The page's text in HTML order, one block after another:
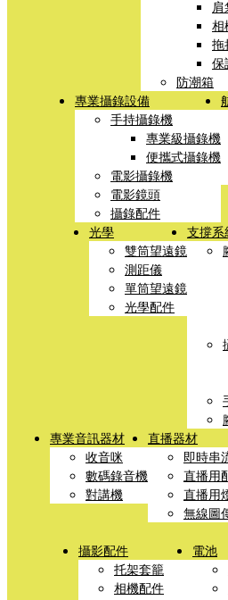
肩
相
拖
保
防潮箱
專業攝錄設備
手持攝錄機
專業級攝錄機
便攜式攝錄機
電影攝錄機
電影鏡頭
攝錄配件
光學
雙筒望遠鏡
測距儀
單筒望遠鏡
光學配件
支撐系
專業音訊器材
收音咪
數碼錄音機
對講機
直播器材
即時串
直播用
直播用
無線圖
攝影配件
托架套籠
相機配件
電池